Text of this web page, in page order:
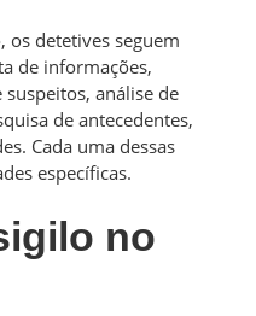
os detetives seguem
de informações,
análise de
de antecedentes,
Cada uma dessas
específicas.
no